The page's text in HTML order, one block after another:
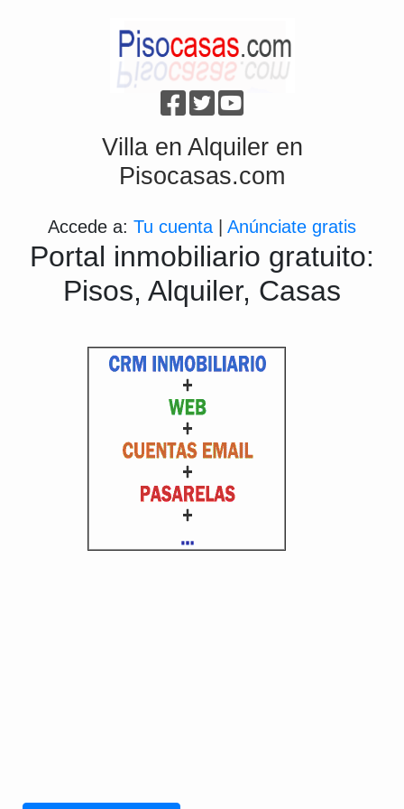
Villa en Alquiler en
Pisocasas.com
Accede a: Tu cuenta Anúnciate gratis
Portal inmobiliario gratuito:
Pisos, Alquiler, Casas